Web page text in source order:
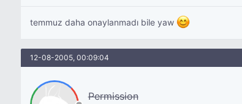
temmuz daha onaylanmadı bile yaw
12-08-2005, 00:09:04
Permission